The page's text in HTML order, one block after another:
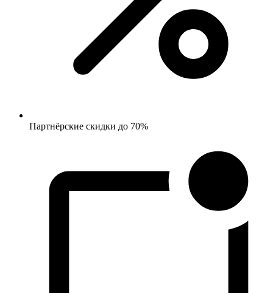
Партнёрские скидки до 70%